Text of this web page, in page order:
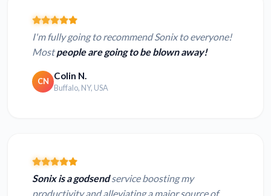
I'm fully going to recommend Sonix to everyone!
Mostpeople are going to be blown away!
CN Colin N.
Buffalo, NY, USA
Sonix is a godsendservice boosting my
productivity and alleviating a major source of